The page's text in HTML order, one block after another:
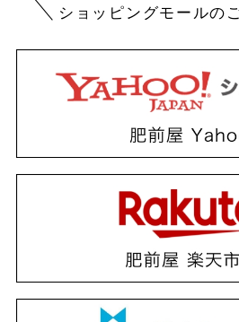
ショッピングモールの